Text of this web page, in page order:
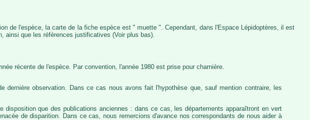
de l'espèce, la carte de la fiche espèce est " muette ". Cependant, dans l'Espace Lépidoptères, il est
ainsi que les références justificatives (Voir plus bas).
récente de l'espèce. Par convention, l'année 1980 est prise pour charnière.
observation. Dans ce cas nous avons fait l'hypothèse que, sauf mention contraire, les
que des publications anciennes : dans ce cas, les départements apparaîtront en vert
de disparition. Dans ce cas, nous remercions d'avance nos correspondants de nous aider à